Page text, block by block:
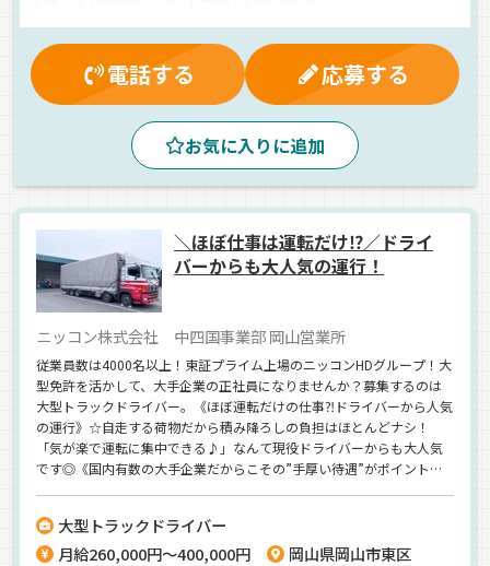
制服・作業着貸与
表彰制度 健康保険
残業手当
早出手当
深夜手当 労災保険
記念日制度
マイカー通勤可
交通費支給
有給休暇
休日出勤割増金
朝 夜 昼
夕方
庫内作業員募集
拠点多数 自動車部品
その他
重量物 正社員
電話する 応募する
お気に入りに追加
＼ほぼ仕事は運転だけ⁉／ドライ
バーからも大人気の運行！
ニッコン株式会社 中四国事業部 岡山営業所
従業員数は4000名以上！東証プライム上場のニッコンHDグループ！大
型免許を活かして、大手企業の正社員になりませんか？募集するのは
大型トラックドライバー。《ほぼ運転だけの仕事⁈ドライバーから人気
の運行》☆自走する荷物だから積み降ろしの負担はほとんどナシ！
「気が楽で運転に集中できる♪」なんて現役ドライバーからも大人気
です◎《国内有数の大手企業だからこその”手厚い待遇”がポイント》
大型トラックドライバー
月給260,000円～400,000円
岡山県岡山市東区